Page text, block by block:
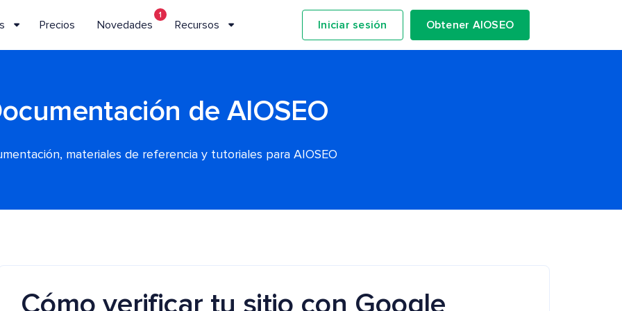
Precios Novedades
1
Recursos Iniciar sesión Obtener AIOSEO
de AIOSEO
materiales de referencia y tutoriales para AIOSEO
Cómo verificar tu sitio con Google